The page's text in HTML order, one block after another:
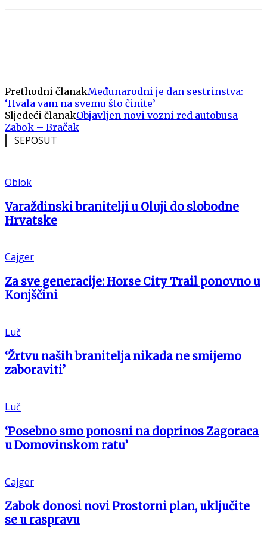
Prethodni članakMeđunarodni je dan sestrinstva:
‘Hvala vam na svemu što činite’
Sljedeći članakObjavljen novi vozni red autobusa
Zabok – Bračak
SEPOSUT
Oblok
Varaždinski branitelji u Oluji do slobodne
Hrvatske
Cajger
Za sve generacije: Horse City Trail ponovno u
Konjščini
Luč
‘Žrtvu naših branitelja nikada ne smijemo
zaboraviti’
Luč
‘Posebno smo ponosni na doprinos Zagoraca
u Domovinskom ratu’
Cajger
Zabok donosi novi Prostorni plan, uključite
se u raspravu